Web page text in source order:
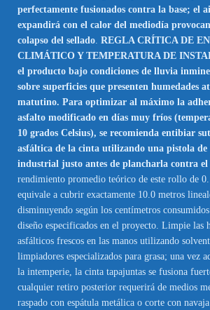
perfectamente fusionados contra la base; el
expandirá con el calor del mediodía
colapso del sellado REGLA CRÍTICA DE
CLIMÁTICO Y TEMPERATURA DE
el producto bajo condiciones de lluvia
sobre superficies que presenten humedades
matutino. Para optimizar al máximo la
asfalto modificado en días muy fríos
10 grados Celsius), se recomienda entibiar
asfáltica de la cinta utilizando una pistola de
industrial justo antes de plancharla contra
rendimiento promedio teórico de este rollo de
equivale a cubrir exactamente 10.0 metros
disminuyendo según los centímetros
diseño especificados en el proyecto. Limpie las
asfálticos frescos en las manos utilizando
limpiadores especializados para grasa; una vez
la intemperie, la cinta tapajuntas se fusiona
cualquier retiro posterior requerirá de medios
raspado con espátula metálica o corte con